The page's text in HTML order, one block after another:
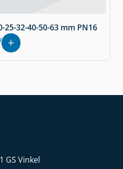
25-32-40-50-63 mm PN16
GS Vinkel